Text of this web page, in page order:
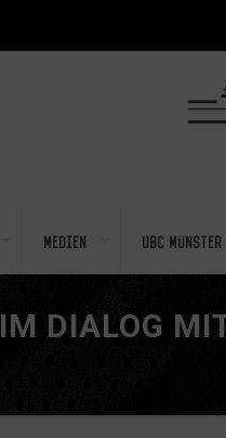
Medien UBC Münster
DIALOG